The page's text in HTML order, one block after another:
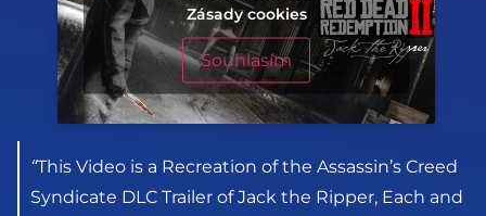
Zásady cookies
Souhlasím
“This Video is a Recreation of the Assassin’s Creed
Syndicate DLC Trailer of Jack the Ripper, Each and